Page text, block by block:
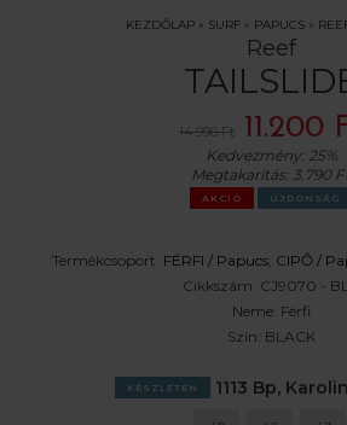
KEZDŐLAP » SURF » PAPUCS »
Reef
14.990 Ft 11.200
Kedvezmény: 25%
Megtakarítás: 3.790
AKCIÓ ÚJDONSÁG
Termékcsoport: FÉRFI / Papucs; CIPŐ /
Cikkszám: CJ9070 -
Neme: Férfi
Szín: BLACK
KÉSZLETEN 1113 Bp,